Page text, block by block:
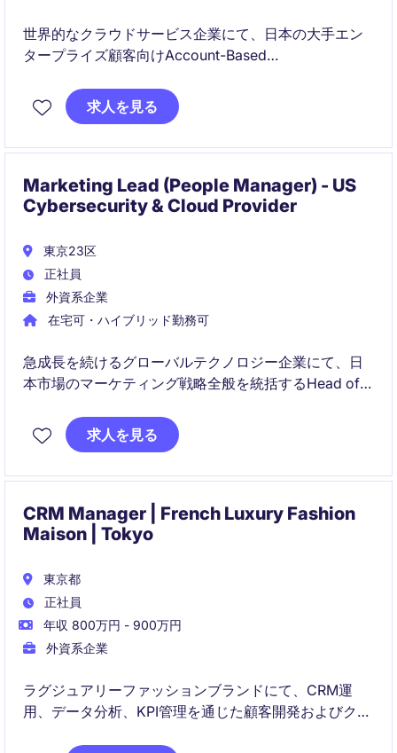
世界的なクラウドサービス企業にて、日本の大手エン
タープライズ顧客向けAccount-Based
ケティングポジションです。戦略立案から実行までを
一貫して担当し、売上成長やパイプライン創出に直接
求人を見る
Marketing Lead (People Manager) - US
Cybersecurity & Cloud Provider
東京23区
正社員
外資系企業
在宅可・ハイブリッド勤務可
急成長を続けるグローバルテクノロジー企業にて、日
本市場のマーケティング戦略全般を統括するHead of
営業組織と密接に連携しながら、需要創出、パイプラ
求人を見る
CRM Manager | French Luxury Fashion
Maison | Tokyo
東京都
正社員
年収 800万円 - 900万円
外資系企業
ラグジュアリーファッションブランドにて、CRM運
用、データ分析、KPI管理を通じた顧客開発およびクラ